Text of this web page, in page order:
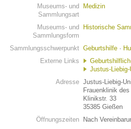
Museums- und
Sammlungsart
Medizin
Museums- und
Sammlungsform
Historische
Sammlungsschwerpunkt Geburtshilfe ·
Externe Links
Justus-
Adresse Justus-Liebig-
Frauenklinik
Klinikstr. 33
35385 Gießen
Öffnungszeiten
Nach